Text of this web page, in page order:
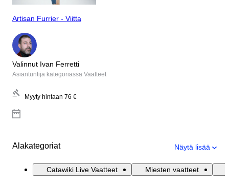
Artisan Furrier - Viitta
Valinnut Ivan Ferretti
Asiantuntija kategoriassa Vaatteet
Myyty hintaan 76 €
Alakategoriat Näytä lisää
Catawiki Live Vaatteet Miesten vaatteet